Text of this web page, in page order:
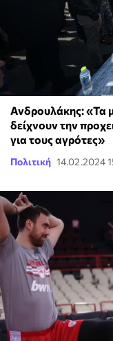
Ανδρουλάκης: «Τα
δείχνουν την
για τους αγρότες»
Πολιτική 14.02.2024